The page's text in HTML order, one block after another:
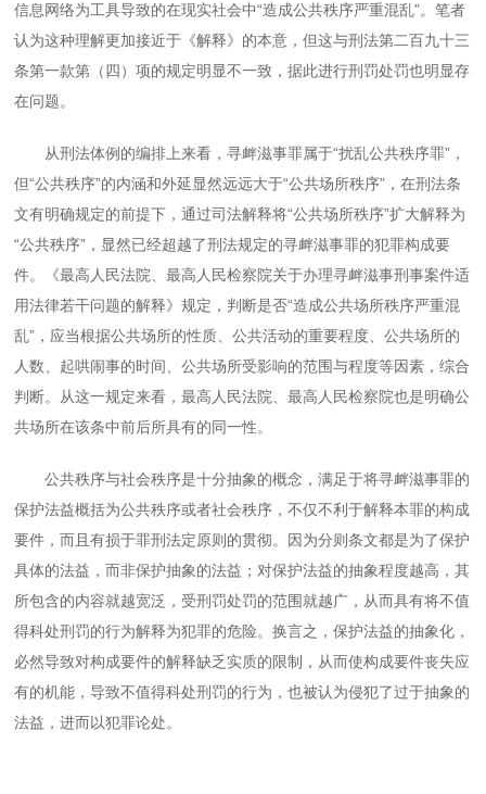
信息网络为工具导致的在现实社会中“造成公共秩序严重混乱”。笔者
认为这种理解更加接近于《解释》的本意，但这与刑法第二百九十三
条第一款第（四）项的规定明显不一致，据此进行刑罚处罚也明显存
在问题。
从刑法体例的编排上来看，寻衅滋事罪属于“扰乱公共秩序罪”，
但“公共秩序”的内涵和外延显然远远大于“公共场所秩序”，在刑法条
文有明确规定的前提下，通过司法解释将“公共场所秩序”扩大解释为
“公共秩序”，显然已经超越了刑法规定的寻衅滋事罪的犯罪构成要
件。《最高人民法院、最高人民检察院关于办理寻衅滋事刑事案件适
用法律若干问题的解释》规定，判断是否“造成公共场所秩序严重混
乱”，应当根据公共场所的性质、公共活动的重要程度、公共场所的
人数、起哄闹事的时间、公共场所受影响的范围与程度等因素，综合
判断。从这一规定来看，最高人民法院、最高人民检察院也是明确公
共场所在该条中前后所具有的同一性。
公共秩序与社会秩序是十分抽象的概念，满足于将寻衅滋事罪的
保护法益概括为公共秩序或者社会秩序，不仅不利于解释本罪的构成
要件，而且有损于罪刑法定原则的贯彻。因为分则条文都是为了保护
具体的法益，而非保护抽象的法益；对保护法益的抽象程度越高，其
所包含的内容就越宽泛，受刑罚处罚的范围就越广，从而具有将不值
得科处刑罚的行为解释为犯罪的危险。换言之，保护法益的抽象化，
必然导致对构成要件的解释缺乏实质的限制，从而使构成要件丧失应
有的机能，导致不值得科处刑罚的行为，也被认为侵犯了过于抽象的
法益，进而以犯罪论处。